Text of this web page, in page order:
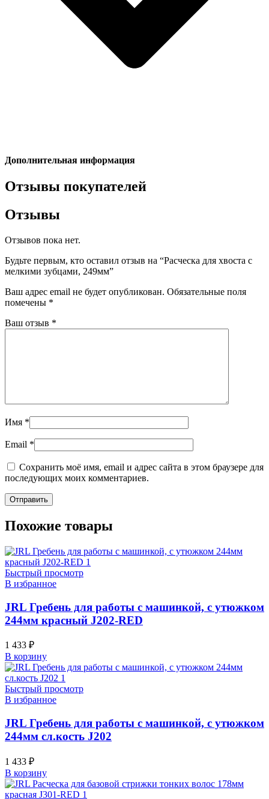
Дополнительная информация
Отзывы покупателей
Отзывы
Отзывов пока нет.
Будьте первым, кто оставил отзыв на “Расческа для хвоста с
мелкими зубцами, 249мм”
Ваш адрес email не будет опубликован. Обязательные поля
помечены *
Ваш отзыв *
Имя *
Email *
Сохранить моё имя, email и адрес сайта в этом браузере для
последующих моих комментариев.
Похожие товары
Быстрый просмотр
В избранное
JRL Гребень для работы с машинкой, с утюжком
244мм красный J202-RED
1 433 ₽
В корзину
Быстрый просмотр
В избранное
JRL Гребень для работы с машинкой, с утюжком
244мм сл.кость J202
1 433 ₽
В корзину